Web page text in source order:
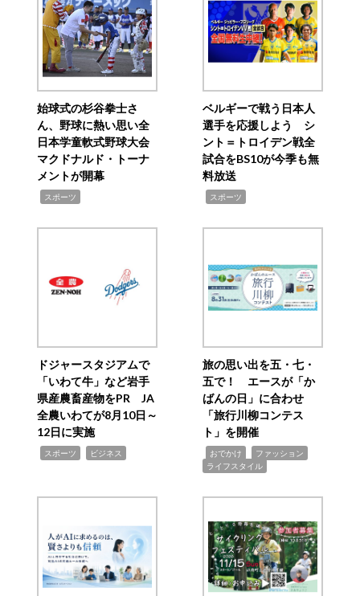
始球式の杉谷拳士さ
ん、野球に熱い思い全
日本学童軟式野球大会
マクドナルド・トーナ
メントが開幕
スポーツ
ベルギーで戦う日本人
選手を応援しよう シ
ント＝トロイデン戦全
試合をBS10が今季も無
料放送
スポーツ
ドジャースタジアムで
「いわて牛」など岩手
県産農畜産物をPR JA
全農いわてが8月10日～
12日に実施
スポーツ ビジネス
旅の思い出を五・七・
五で！ エースが「か
ばんの日」に合わせ
「旅行川柳コンテス
ト」を開催
おでかけ ファッション
ライフスタイル